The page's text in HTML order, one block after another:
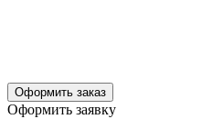
Оформить заказ
Оформить заявку